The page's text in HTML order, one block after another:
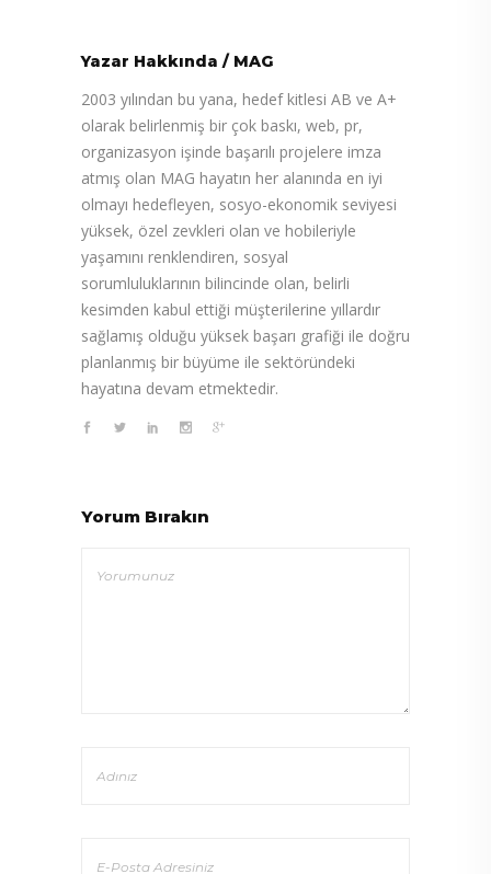
Yazar Hakkında / MAG
2003 yılından bu yana, hedef kitlesi AB ve A+
olarak belirlenmiş bir çok baskı, web, pr,
organizasyon işinde başarılı projelere imza
atmış olan MAG hayatın her alanında en iyi
olmayı hedefleyen, sosyo-ekonomik seviyesi
yüksek, özel zevkleri olan ve hobileriyle
yaşamını renklendiren, sosyal
sorumluluklarının bilincinde olan, belirli
kesimden kabul ettiği müşterilerine yıllardır
sağlamış olduğu yüksek başarı grafiği ile doğru
planlanmış bir büyüme ile sektöründeki
hayatına devam etmektedir.
Yorum Bırakın